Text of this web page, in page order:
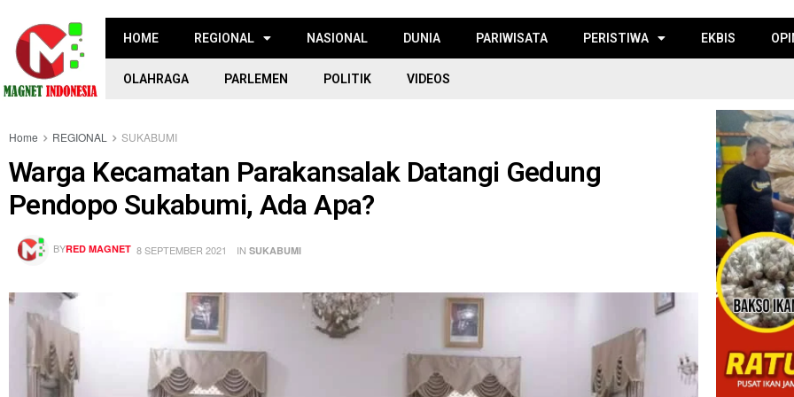
HOME REGIONAL NASIONAL DUNIA PARIWISATA PERISTIWA EKBIS
OLAHRAGA PARLEMEN POLITIK VIDEOS
Home REGIONAL SUKABUMI
Warga Kecamatan Parakansalak Datangi Gedung
Pendopo Sukabumi, Ada Apa?
BYRED MAGNET 8 SEPTEMBER 2021 IN SUKABUMI